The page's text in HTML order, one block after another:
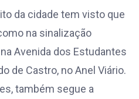
da cidade tem visto que
na sinalização
Avenida dos Estudantes
de Castro, no Anel Viário.
também segue a